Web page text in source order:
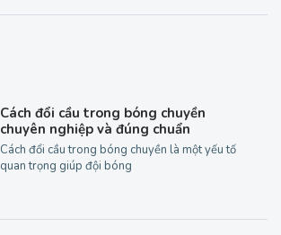
Cách đổi cầu trong bóng chuyền
chuyên nghiệp và đúng chuẩn
Cách đổi cầu trong bóng chuyền là một yếu tố
quan trọng giúp đội bóng